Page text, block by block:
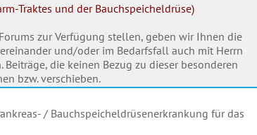
Traktes und der Bauchspeicheldrüse)
zur Verfügung stellen, geben wir Ihnen die
und/oder im Bedarfsfall auch mit Herrn
Beiträge, die keinen Bezug zu dieser besonderen
bzw. verschieben.
/ Bauchspeicheldrüsenerkrankung für das